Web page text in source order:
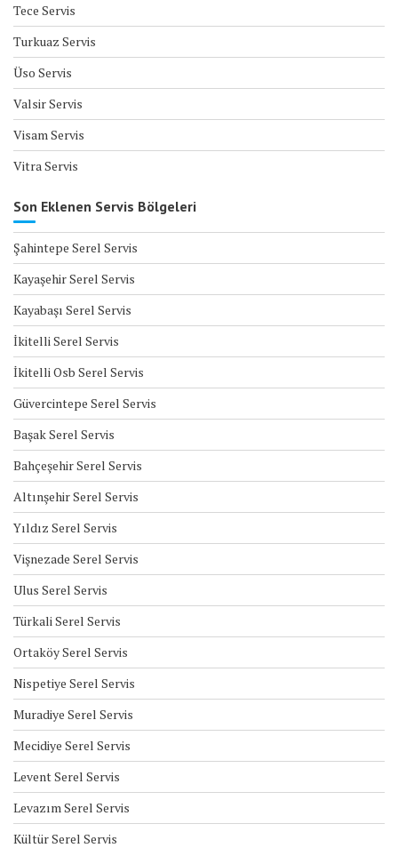
Tece Servis
Turkuaz Servis
Üso Servis
Valsir Servis
Visam Servis
Vitra Servis
Son Eklenen Servis Bölgeleri
Şahintepe Serel Servis
Kayaşehir Serel Servis
Kayabaşı Serel Servis
İkitelli Serel Servis
İkitelli Osb Serel Servis
Güvercintepe Serel Servis
Başak Serel Servis
Bahçeşehir Serel Servis
Altınşehir Serel Servis
Yıldız Serel Servis
Vişnezade Serel Servis
Ulus Serel Servis
Türkali Serel Servis
Ortaköy Serel Servis
Nispetiye Serel Servis
Muradiye Serel Servis
Mecidiye Serel Servis
Levent Serel Servis
Levazım Serel Servis
Kültür Serel Servis